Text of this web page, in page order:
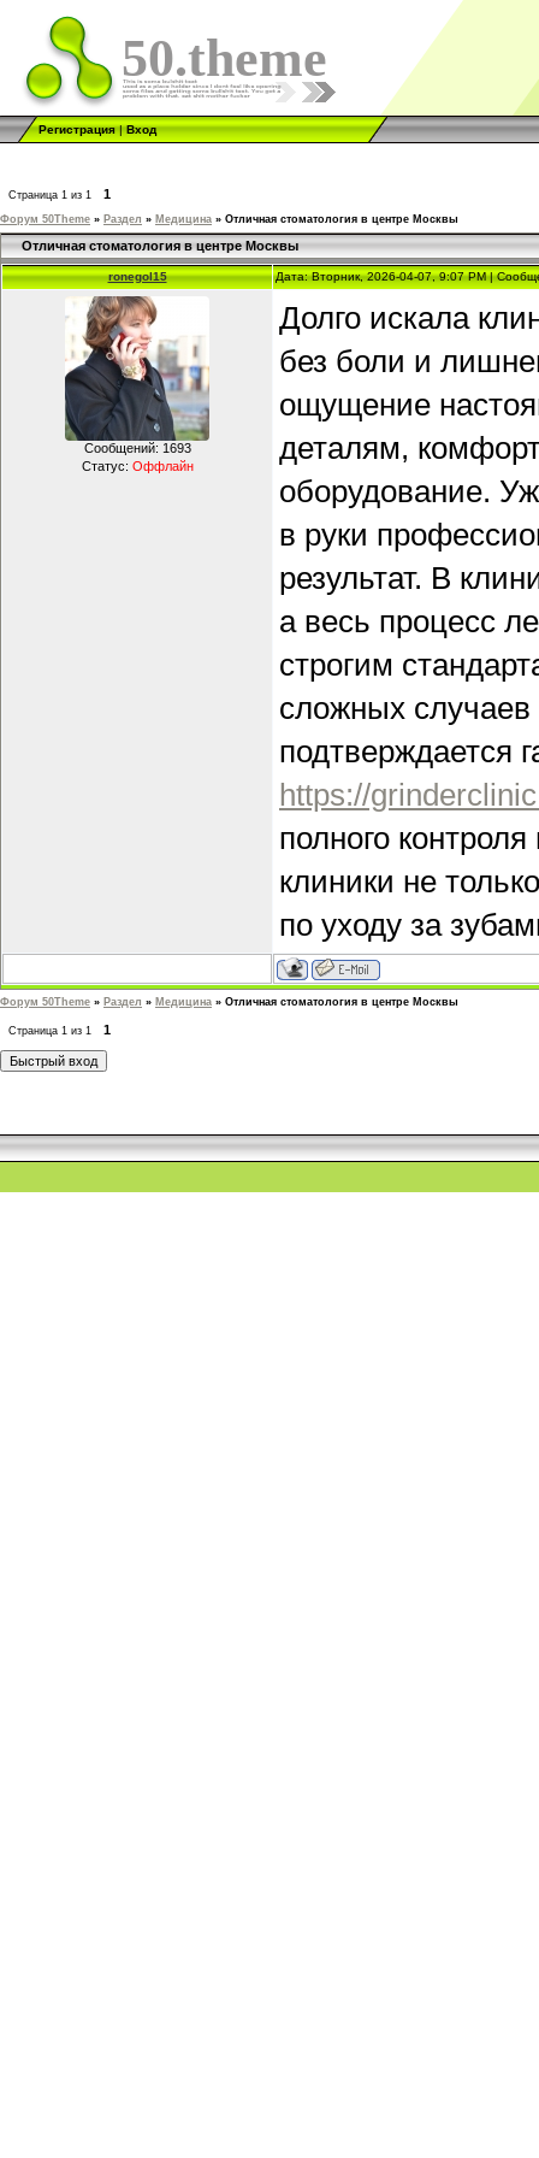
50.theme
Регистрация|Вход
Страница 1 из 1 1
Форум 50Theme » Раздел » Медицина » Отличная стоматология в центре Москвы
Отличная стоматология в центре Москвы
ronegol15 Дата: Вторник, 2026-04-07, 9:07 PM |
Сообщений: 1693
Статус: Оффлайн
Долго искала
без боли и
ощущение
деталям,
оборудование.
в руки
результат. В
а весь процесс
строгим
сложных случаев
подтверждается
https://
полного
клиники не
по уходу за
Форум 50Theme » Раздел » Медицина » Отличная стоматология в центре Москвы
Страница 1 из 1 1